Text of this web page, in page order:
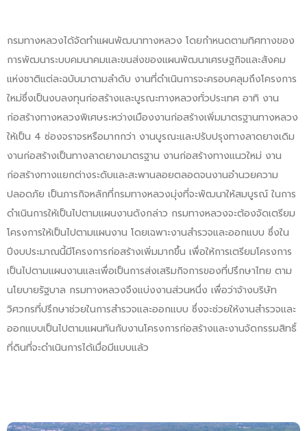
กรมทางหลวงได้จัดทำแผนพัฒนาทางหลวง โดยกำหนดตามทิศทางของ
การพัฒนาระบบคมนาคมและขนส่งของแผนพัฒนาเศรษฐกิจและสังคม
แห่งชาติแต่ละฉบับมาตามลำดับ งานที่ดำเนินการจะครอบคลุมถึงโครงการ
ใหม่ซึ่งเป็นงบลงทุนก่อสร้างและบูรณะทางหลวงทั่วประเทศ อาทิ งาน
ก่อสร้างทางหลวงพิเศษระหว่างเมืองงานก่อสร้างเพิ่มมาตรฐานทางหลวง
ให้เป็น 4 ซ่องจราจรหรือมากกว่า งานบูรณะและปรับปรุงทางลาดยางเดิม
งานก่อสร้างเป็นทางลาดยางมาตรฐาน งานก่อสร้างทางแนวใหม่ งาน
ก่อสร้างทางแยกต่างระดับและสะพานลอยตลอดจนงานอำนวยความ
ปลอดภัย เป็นภารกิจหลักที่กรมทางหลวงมุ่งที่จะพัฒนาให้สมบูรณ์ ในการ
ดำเนินการให้เป็นไปตามแผนงานดังกล่าว กรมทางหลวงจะต้องจัดเตรียม
โครงการให้เป็นไปตามแผนงาน โดยเฉพาะงานสำรวจและออกแบบ ซึ่งใน
ปีงบประมาณนี้มีโครงการก่อสร้างเพิ่มมากขึ้น เพื่อให้การเตรียมโครงการ
เป็นไปตามแผนงานและเพื่อเป็นการส่งเสริมกิจการของที่ปรึกษาไทย ตาม
นโยบายรัฐบาล กรมทางหลวงจึงแบ่งงานส่วนหนึ่ง เพื่อว่าจ้างบริษัท
วิศวกรที่ปรึกษาช่วยในการสำรวจและออกแบบ ซึ่งจะช่วยให้งานสำรวจและ
ออกแบบเป็นไปตามแผนทันกับงานโครงการก่อสร้างและงานจัดกรรมสิทธิ์
ที่ดินที่จะดำเนินการได้เมื่อมีแบบแล้ว